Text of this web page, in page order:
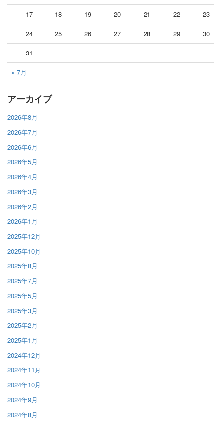
« 7月
17 18 19 20 21 22 23
24 25 26 27 28 29 30
31
アーカイブ
2026年8月
2026年7月
2026年6月
2026年5月
2026年4月
2026年3月
2026年2月
2026年1月
2025年12月
2025年10月
2025年8月
2025年7月
2025年5月
2025年3月
2025年2月
2025年1月
2024年12月
2024年11月
2024年10月
2024年9月
2024年8月